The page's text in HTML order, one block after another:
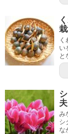
い
と
み
シ
な